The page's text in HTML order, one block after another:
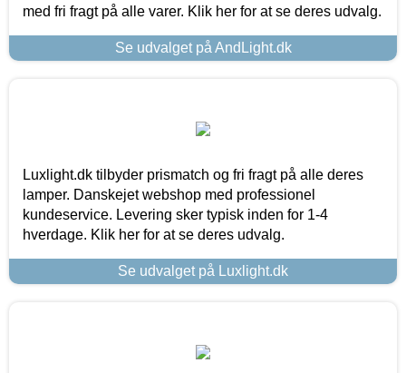
med fri fragt på alle varer. Klik her for at se deres udvalg.
Se udvalget på AndLight.dk
Luxlight.dk tilbyder prismatch og fri fragt på alle deres
lamper. Danskejet webshop med professionel
kundeservice. Levering sker typisk inden for 1-4
hverdage. Klik her for at se deres udvalg.
Se udvalget på Luxlight.dk